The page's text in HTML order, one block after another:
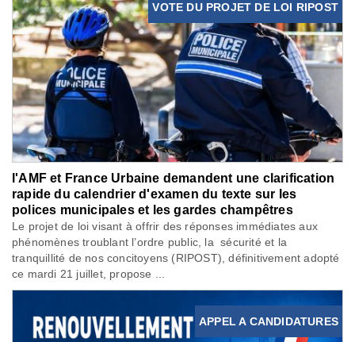
VOTE DU PROJET DE LOI RIPOST
l'AMF et France Urbaine demandent une clarification
rapide du calendrier d'examen du texte sur les
polices municipales et les gardes champêtres
Le projet de loi visant à offrir des réponses immédiates aux
phénomènes troublant l’ordre public, la sécurité et la
tranquillité de nos concitoyens (RIPOST), définitivement adopté
ce mardi 21 juillet, propose ...
APPEL A CANDIDATURES